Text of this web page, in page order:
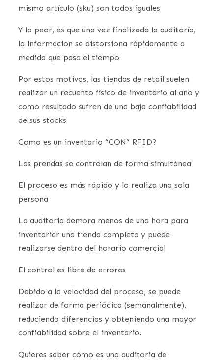
mismo artículo (sku) son todos iguales
Y lo peor, es que una vez finalizada la auditoría,
la informacion se distorsiona rápidamente a
medida que pasa el tiempo
Por estos motivos, las tiendas de retail suelen
realizar un recuento físico de inventario al año y
como resultado sufren de una baja confiabilidad
de sus stocks
Como es un inventario “CON” RFID?
Las prendas se controlan de forma simultánea
El proceso es más rápido y lo realiza una sola
persona
La auditoria demora menos de una hora para
inventariar una tienda completa y puede
realizarse dentro del horario comercial
El control es libre de errores
Debido a la velocidad del proceso, se puede
realizar de forma periódica (semanalmente),
reduciendo diferencias y obteniendo una mayor
confiabilidad sobre el inventario.
Quieres saber cómo es una auditoria de